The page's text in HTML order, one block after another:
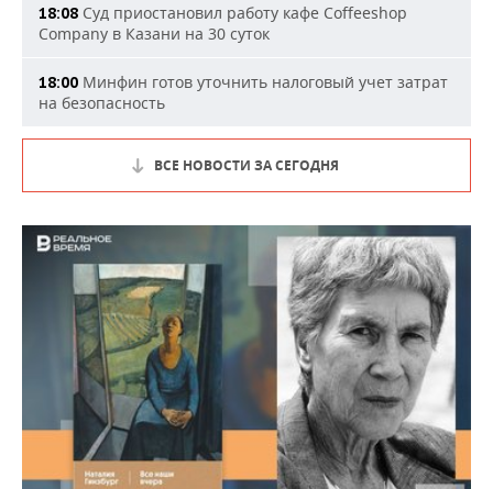
18:08 Суд приостановил работу кафе Coffeeshop
Company в Казани на 30 суток
18:00 Минфин готов уточнить налоговый учет затрат
на безопасность
ВСЕ НОВОСТИ ЗА СЕГОДНЯ